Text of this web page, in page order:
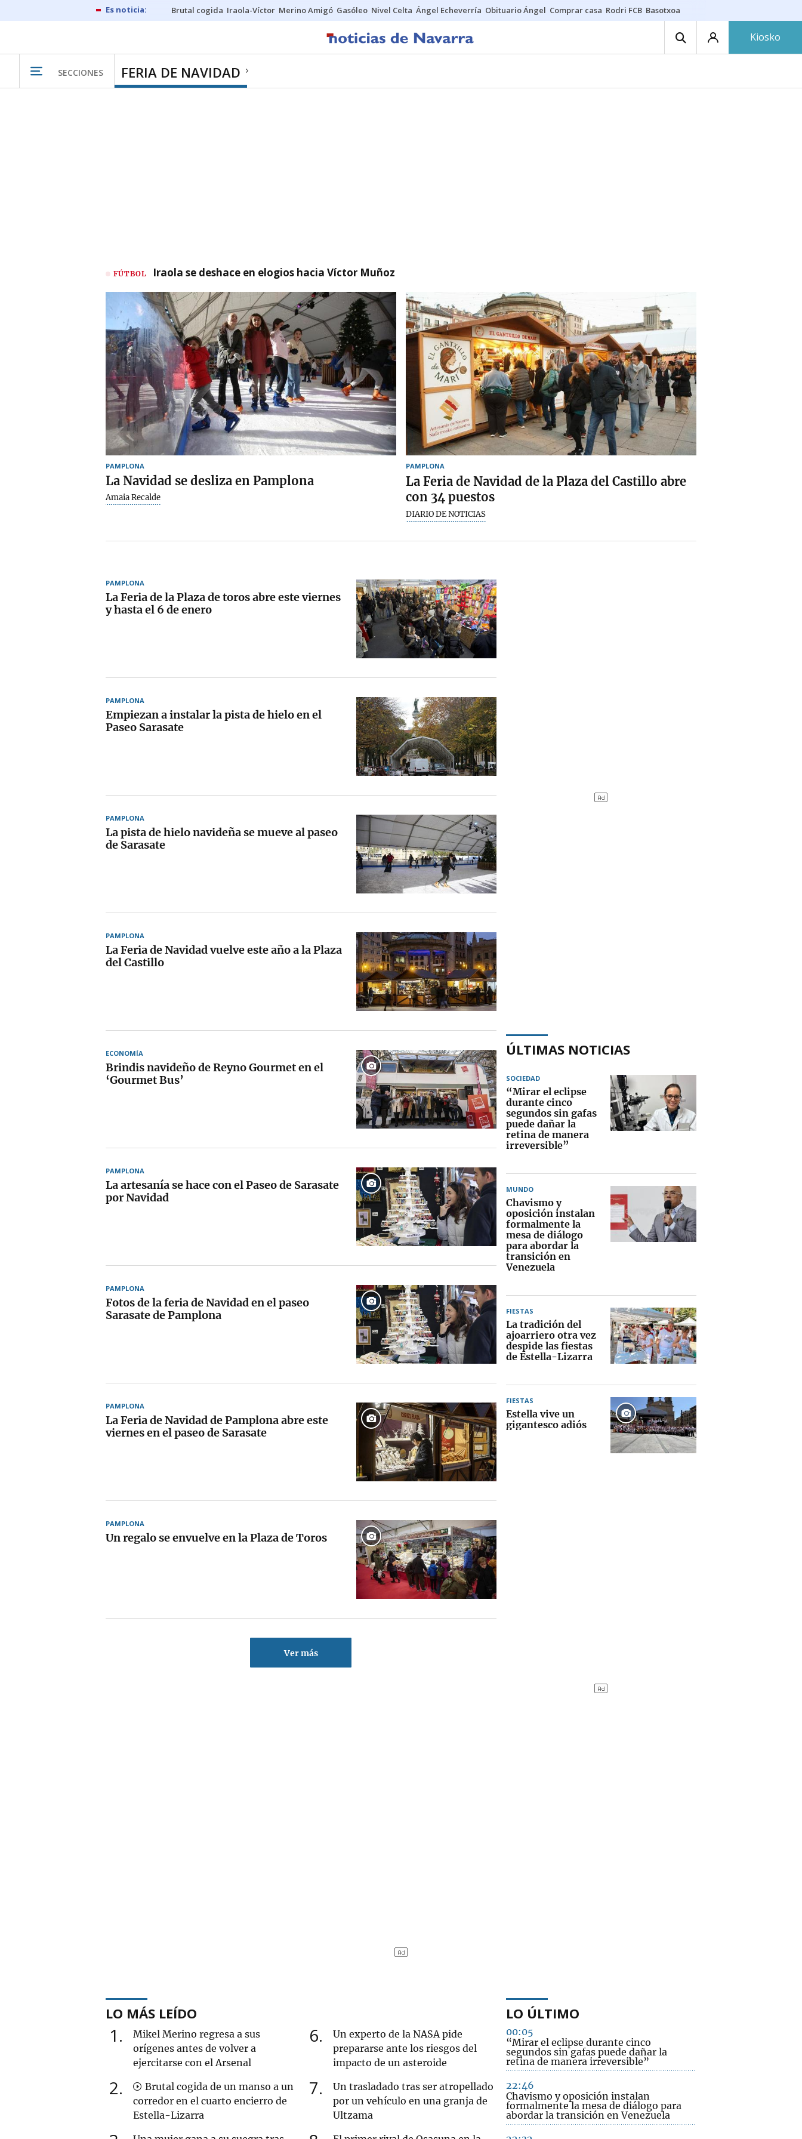
Brutal cogida Iraola-Víctor Merino Amigó Gasóleo Nivel Celta Ángel Echeverría Obituario Ángel Comprar casa Rodri FCB Basotxoa
Kiosko
SECCIONES FERIA DE NAVIDAD
FÚTBOL Iraola se deshace en elogios hacia Víctor Muñoz
PAMPLONA
La Navidad se desliza en Pamplona
Amaia Recalde
PAMPLONA
La Feria de Navidad de la Plaza del Castillo abre
con 34 puestos
DIARIO DE NOTICIAS
PAMPLONA
La Feria de la Plaza de toros abre este viernes
y hasta el 6 de enero
PAMPLONA
Empiezan a instalar la pista de hielo en el
Paseo Sarasate
PAMPLONA
La pista de hielo navideña se mueve al paseo
de Sarasate
PAMPLONA
La Feria de Navidad vuelve este año a la Plaza
del Castillo
ECONOMÍA
Brindis navideño de Reyno Gourmet en el
‘Gourmet Bus’
PAMPLONA
La artesanía se hace con el Paseo de Sarasate
por Navidad
PAMPLONA
Fotos de la feria de Navidad en el paseo
Sarasate de Pamplona
PAMPLONA
La Feria de Navidad de Pamplona abre este
viernes en el paseo de Sarasate
PAMPLONA
Un regalo se envuelve en la Plaza de Toros
Ver más
ÚLTIMAS NOTICIAS
SOCIEDAD
“Mirar el eclipse
durante cinco
segundos sin gafas
puede dañar la
retina de manera
irreversible”
MUNDO
Chavismo y
oposición instalan
formalmente la
mesa de diálogo
para abordar la
transición en
Venezuela
FIESTAS
La tradición del
ajoarriero otra vez
despide las fiestas
de Estella-Lizarra
FIESTAS
Estella vive un
gigantesco adiós
LO MÁS LEÍDO
1
Mikel Merino regresa a sus
orígenes antes de volver a
ejercitarse con el Arsenal
2
Brutal cogida de un manso a un
corredor en el cuarto encierro de
Estella-Lizarra
6
Un experto de la NASA pide
prepararse ante los riesgos del
impacto de un asteroide
7
Un trasladado tras ser atropellado
por un vehículo en una granja de
Ultzama
LO ÚLTIMO
00:05
“Mirar el eclipse durante cinco
segundos sin gafas puede dañar la
retina de manera irreversible”
22:46
Chavismo y oposición instalan
formalmente la mesa de diálogo para
abordar la transición en Venezuela